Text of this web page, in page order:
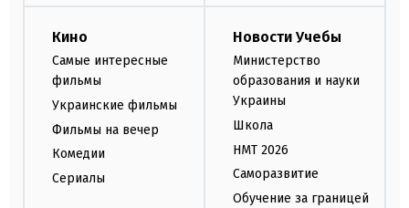
Кино
Самые интересные
фильмы
Украинские фильмы
Фильмы на вечер
Комедии
Сериалы
Новости Учебы
Министерство
образования и науки
Украины
Школа
НМТ 2026
Саморазвитие
Обучение за границей